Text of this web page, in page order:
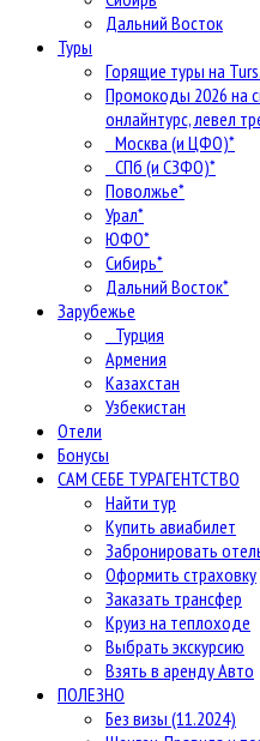
Дальний Восток
Туры
Горящие туры на
Промокоды 2026 на
онлайнтурс, левел
Москва (и ЦФО)*
СПб (и СЗФО)*
Поволжье*
Урал*
ЮФО*
Сибирь*
Дальний Восток*
Зарубежье
Турция
Армения
Казахстан
Узбекистан
Отели
Бонусы
САМ СЕБЕ ТУРАГЕНТСТВО
Найти тур
Купить авиабилет
Забронировать
Оформить страховку
Заказать трансфер
Круиз на теплоходе
Выбрать экскурсию
Взять в аренду Авто
ПОЛЕЗНО
Без визы (11.2024)